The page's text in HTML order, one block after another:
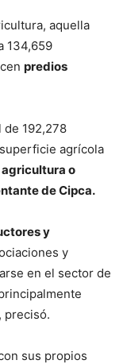
aquella
134,659
predios
de 192,278
agrícola
agricultura o
de Cipca.
y
y
en el sector de
precisó.
sus propios